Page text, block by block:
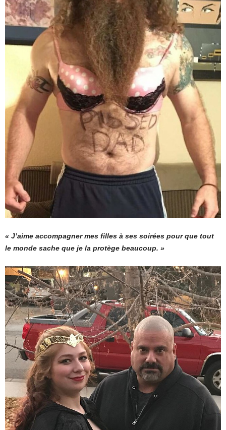
« J’aime accompagner mes filles à ses soirées pour que tout
le monde sache que je la protège beaucoup. »